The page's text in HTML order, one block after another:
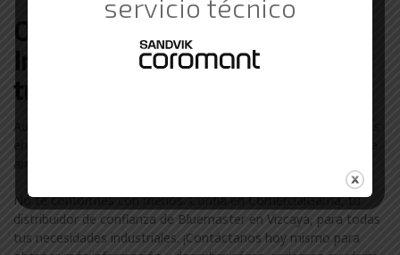
Otras marcas de Suministros
Industriales con las que
trabajamos en Vizcaya
Además de Bluemaster, colaboramos con otras marcas líderes
en el sector industrial en Vizcaya. Descubre más sobre nuestra
amplia gama de marcas visitando nuestra
No te conformes con menos. Confía en ComercialGama, tu
distribuidor de confianza de Bluemaster en Vizcaya, para todas
tus necesidades industriales. ¡Contáctanos hoy mismo para
servicio técnico